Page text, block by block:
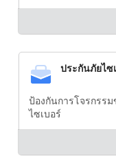
ประกันภัยไซ
ป้องกันการโจรกรร
ไซเบอร์